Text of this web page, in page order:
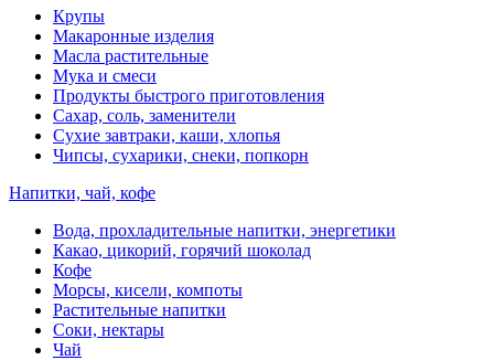
Крупы
Макаронные изделия
Масла растительные
Мука и смеси
Продукты быстрого приготовления
Сахар, соль, заменители
Сухие завтраки, каши, хлопья
Чипсы, сухарики, снеки, попкорн
Напитки, чай, кофе
Вода, прохладительные напитки, энергетики
Какао, цикорий, горячий шоколад
Кофе
Морсы, кисели, компоты
Растительные напитки
Соки, нектары
Чай